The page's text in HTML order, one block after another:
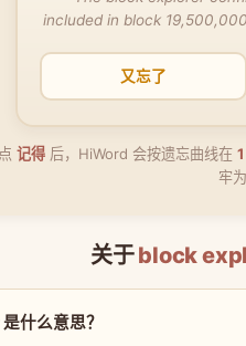
included in block
又忘了
点 记得 后，HiWord 会按遗忘曲线在
牢
关于block
什么意思？